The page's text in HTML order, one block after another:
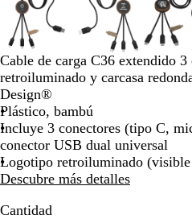
ampliable
hasta
mínimo
clic
para
expandir
las
teclas
de
más
y
menos
para
ampliar
y
alejar
y
las
flechas
ampliable
hasta
mínimo
clic
para
expandir
las
teclas
de
más
y
ampliar
y
alejar
y
las
de
y
Cable de carga C36 extendido
retroiluminado y carcasa
Design®
Plástico, bambú
Incluye 3 conectores (tipo C,
conector USB dual universal
Logotipo retroiluminado (visible
Descubre más detalles
Cantidad